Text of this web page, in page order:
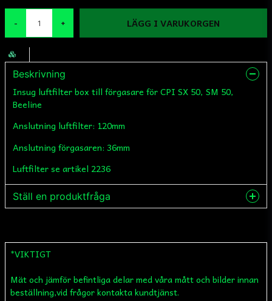
- + LÄGG I VARUKORGEN
Beskrivning
Insug luftfilter box till förgasare för CPI SX 50, SM 50,
Beeline
Anslutning luftfilter: 120mm
Anslutning förgasaren: 36mm
Luftfilter se artikel 2236
Ställ en produktfråga
name
Namn
*VIKTIGT
Mät och jämför befintliga delar med våra mått och bilder innan
beställning,vid frågor kontakta kundtjänst.